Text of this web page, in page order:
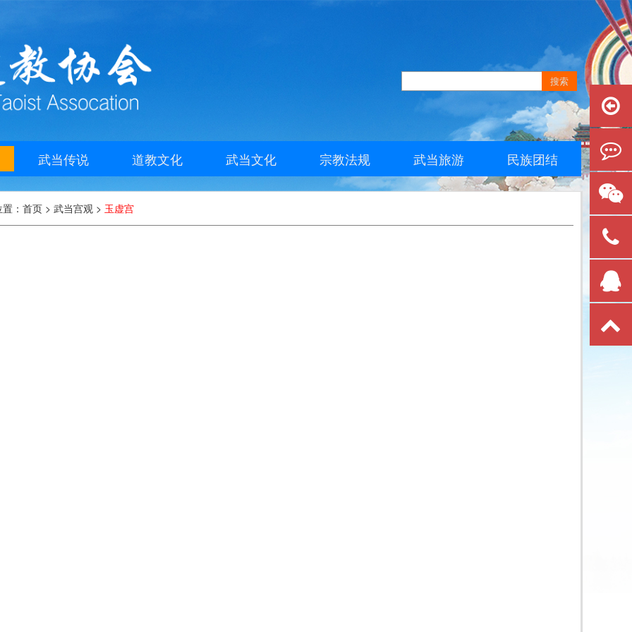
武当传说 道教文化 武当文化 宗教法规 武当旅游 民族团结
： 首页 > 武当宫观 > 玉虚宫